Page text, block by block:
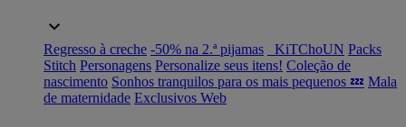
Regresso à creche -50% na 2.ª pijamas _KiTChoUN Packs
Stitch Personagens Personalize seus itens! Coleção de
nascimento Sonhos tranquilos para os mais pequenos 💤 Mala
de maternidade Exclusivos Web